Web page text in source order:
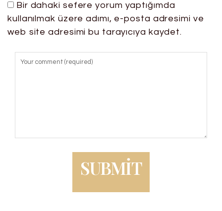
Bir dahaki sefere yorum yaptığımda
kullanılmak üzere adımı, e-posta adresimi ve
web site adresimi bu tarayıcıya kaydet.